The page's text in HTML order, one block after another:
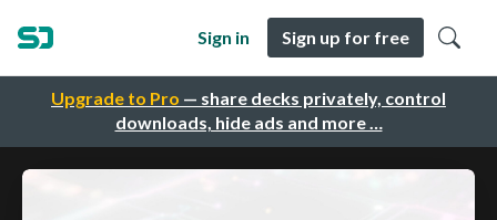
Upgrade to Pro — share decks privately, control
downloads, hide ads and more …
Sign in Sign up for free